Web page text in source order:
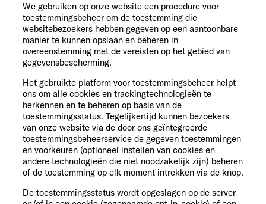
We gebruiken op onze website een procedure voor
toestemmingsbeheer om de toestemming die
websitebezoekers hebben gegeven op een aantoonbare
manier te kunnen opslaan en beheren in
overeenstemming met de vereisten op het gebied van
gegevensbescherming.
Het gebruikte platform voor toestemmingsbeheer helpt
ons om alle cookies en trackingtechnologieën te
herkennen en te beheren op basis van de
toestemmingsstatus. Tegelijkertijd kunnen bezoekers
van onze website via de door ons geïntegreerde
toestemmingsbeheerservice de gegeven toestemmingen
en voorkeuren (optioneel instellen van cookies en
andere technologieën die niet noodzakelijk zijn) beheren
of de toestemming op elk moment intrekken via de knop.
De toestemmingsstatus wordt opgeslagen op de server